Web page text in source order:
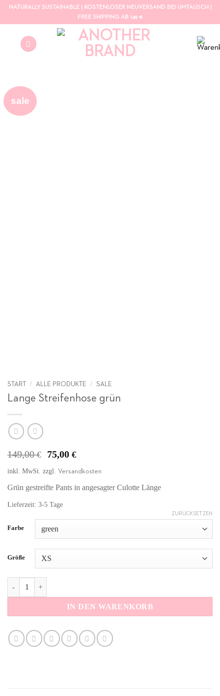
ZumNATURALLY SUSTAINABLE | KOSTENLOSER NEUVERSAND BEI UMTAUSCH |
FREE SHIPPING AB 149 €
sale
START / ALLE PRODUKTE / SALE
Lange Streifenhose grün
149,00€
Ursprünglicher
war:
149,00 €
75,00 €Aktueller
Preis
ist:
75,00 €.
inkl. MwSt. zzgl. Versandkosten
Grün gestreifte Pants in angesagter Culotte Länge
Lieferzeit: 3-5 Tage
Farbe
Größe
ZURÜCKSETZEN
IN DEN WARENKORB
Alternative: